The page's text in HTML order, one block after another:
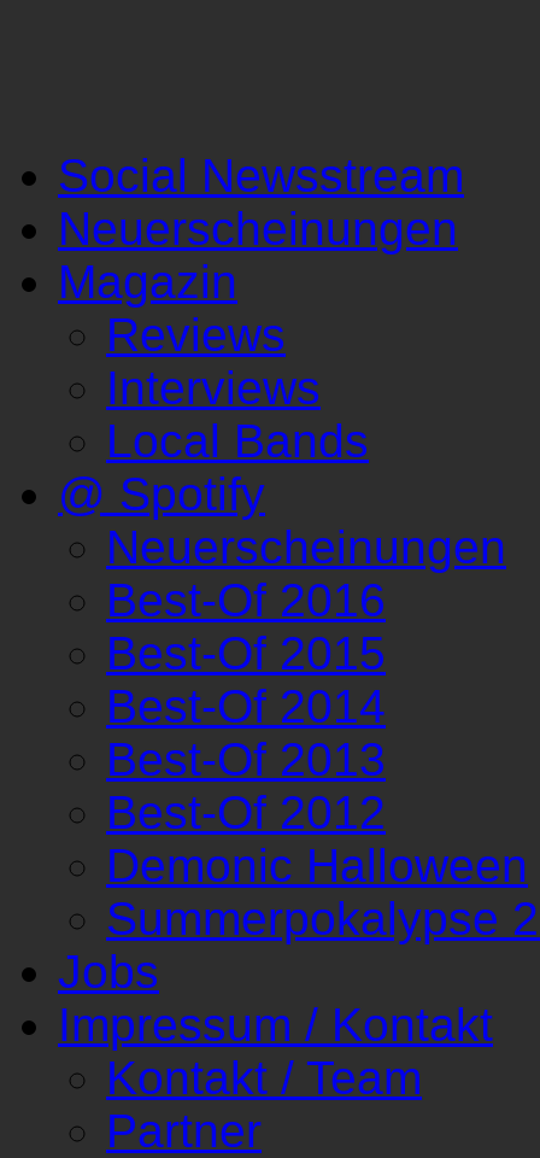
Social Newsstream
Neuerscheinungen
Magazin
Reviews
Interviews
Local Bands
@ Spotify
Neuerscheinungen
Best-Of 2016
Best-Of 2015
Best-Of 2014
Best-Of 2013
Best-Of 2012
Demonic Halloween
Summerpokalypse
Jobs
Impressum / Kontakt
Kontakt / Team
Partner